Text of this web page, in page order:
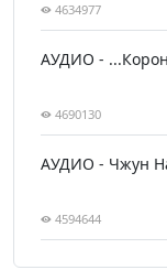
4634977
АУДИО -
4690130
АУДИО - Чжун
4594644